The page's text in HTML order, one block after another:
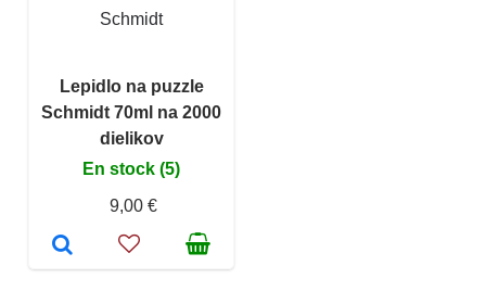
Schmidt
Lepidlo na puzzle
Schmidt 70ml na 2000
dielikov
En stock (5)
9,00 €